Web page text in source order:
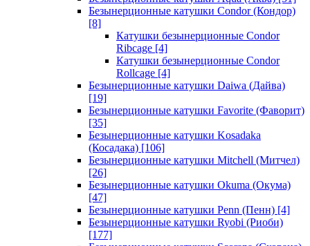
Безынерционные катушки Condor (Кондор)
[8]
Катушки безынерционные Condor
Ribcage [4]
Катушки безынерционные Condor
Rollcage [4]
Безынерционные катушки Daiwa (Дайва)
[19]
Безынерционные катушки Favorite (Фаворит)
[35]
Безынерционные катушки Kosadaka
(Косадака) [106]
Безынерционные катушки Mitchell (Митчел)
[26]
Безынерционные катушки Okuma (Окума)
[47]
Безынерционные катушки Penn (Пенн) [4]
Безынерционные катушки Ryobi (Риоби)
[177]